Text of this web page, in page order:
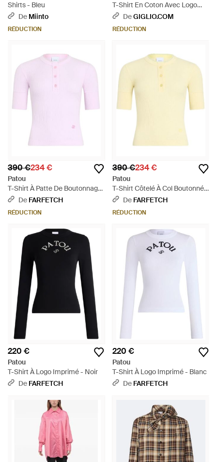
Shirts - Bleu
De Miinto
RÉDUCTION
T-Shirt En Coton Avec Logo
Contrastant Et Col Rond -
Blanc
DeGIGLIO.COM
RÉDUCTION
390 €234 €
Patou
T-Shirt À Patte De Boutonnage
- Rose
De FARFETCH
RÉDUCTION
390 €234 €
Patou
T-Shirt Côtelé À Col Boutonné -
Jaune
De FARFETCH
RÉDUCTION
220 €
Patou
T-Shirt À Logo Imprimé - Noir
De FARFETCH
220 €
Patou
T-Shirt À Logo Imprimé - Blanc
De FARFETCH